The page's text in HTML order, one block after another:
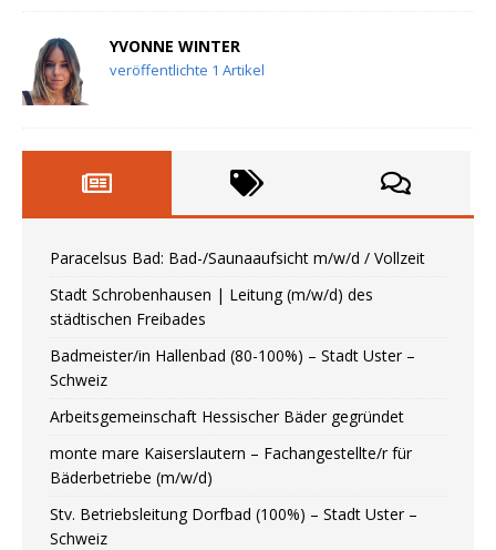
YVONNE WINTER
veröffentlichte 1 Artikel
Paracelsus Bad: Bad-/Saunaaufsicht m/w/d / Vollzeit
Stadt Schrobenhausen | Leitung (m/w/d) des
städtischen Freibades
Badmeister/in Hallenbad (80-100%) – Stadt Uster –
Schweiz
Arbeitsgemeinschaft Hessischer Bäder gegründet
monte mare Kaiserslautern – Fachangestellte/r für
Bäderbetriebe (m/w/d)
Stv. Betriebsleitung Dorfbad (100%) – Stadt Uster –
Schweiz